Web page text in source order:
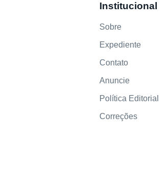
Institucional
Sobre
Expediente
Contato
Anuncie
Política Editorial
Correções